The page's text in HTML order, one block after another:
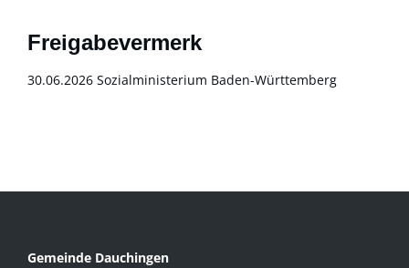
Freigabevermerk
30.06.2026 Sozialministerium Baden-Württemberg
Gemeinde Dauchingen